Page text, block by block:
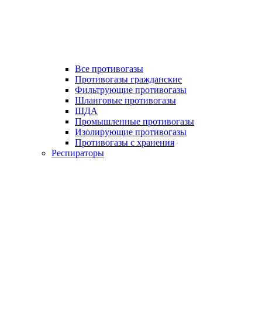
Все противогазы
Противогазы гражданские
Фильтрующие противогазы
Шланговые противогазы
ШДА
Промышленные противогазы
Изолирующие противогазы
Противогазы с хранения
Респираторы